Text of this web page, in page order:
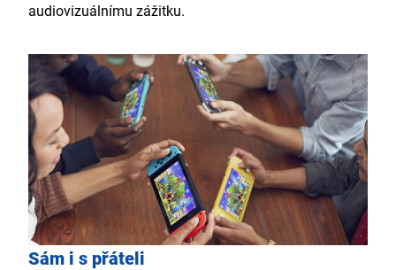
audiovizuálnímu zážitku.
Sám i s přáteli